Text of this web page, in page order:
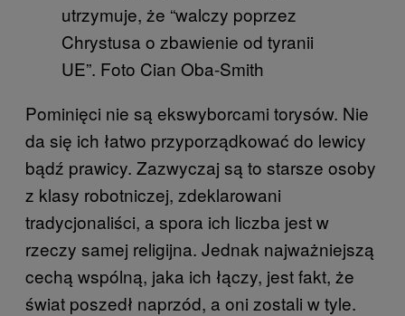
utrzymuje, że “walczy poprzez
Chrystusa o zbawienie od tyranii
UE”. Foto Cian Oba-Smith
Pominięci nie są ekswyborcami torysów. Nie
da się ich łatwo przyporządkować do lewicy
bądź prawicy. Zazwyczaj są to starsze osoby
z klasy robotniczej, zdeklarowani
tradycjonaliści, a spora ich liczba jest w
rzeczy samej religijna. Jednak najważniejszą
cechą wspólną, jaka ich łączy, jest fakt, że
świat poszedł naprzód, a oni zostali w tyle.